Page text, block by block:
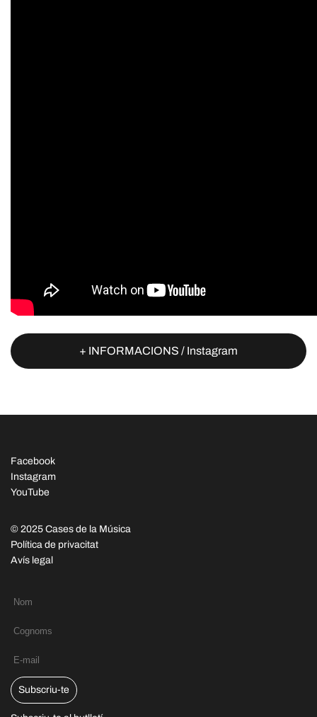
+ INFORMACIONS / Instagram
Facebook
Instagram
YouTube
© 2025 Cases de la Música
Política de privacitat
Avís legal
Subscriu-te